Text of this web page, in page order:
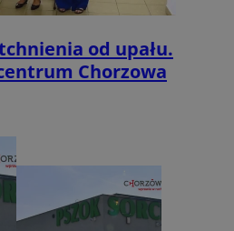
od upału.
Chorzowa